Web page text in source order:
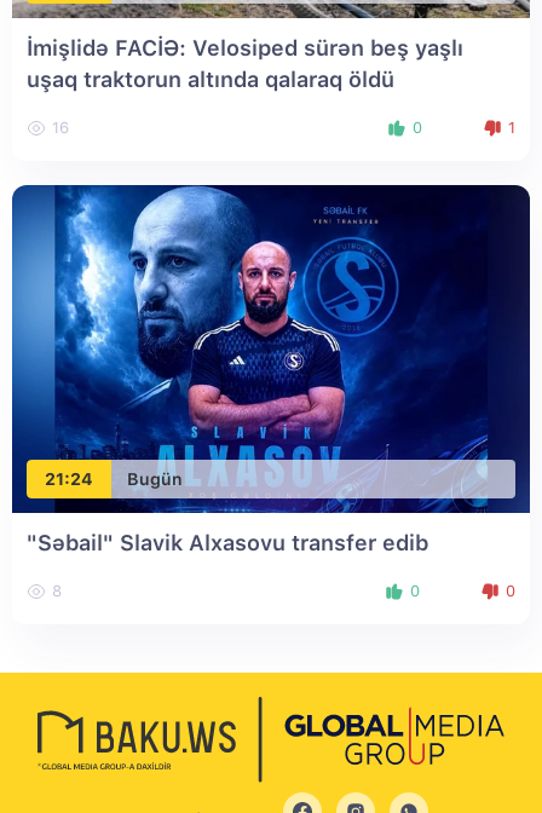
İmişlidə FACİƏ: Velosiped sürən beş yaşlı
uşaq traktorun altında qalaraq öldü
16 0 1
21:24 Bugün
"Səbail" Slavik Alxasovu transfer edib
8 0 0